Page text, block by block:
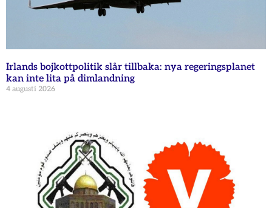
Irlands bojkottpolitik slår tillbaka: nya regeringsplanet
kan inte lita på dimlandning
4 augusti 2026